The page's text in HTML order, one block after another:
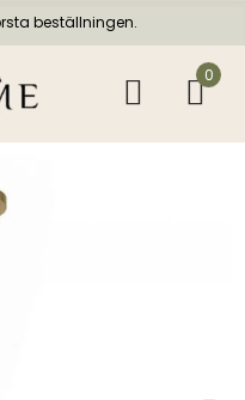
beställningen.
0